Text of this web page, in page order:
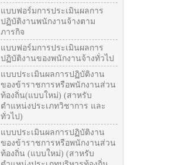
แบบฟอร์มการประเมินผลการ
ปฏิบัติงานพนักงานจ้างตาม
ภารกิจ
แบบฟอร์มการประเมินผลการ
ปฏิบัติงานของพนักงานจ้างทั่วไป
แบบประเมินผลการปฏิบัติงาน
ของข้าราชการหรือพนักงานส่วน
ท้องถิ่น(แบบใหม่) (สาหรับ
ตำแหน่งประเภทวิชาการ และ
ทั่วไป)
แบบประเมินผลการปฏิบัติงาน
ของข้าราชการหรือพนักงานส่วน
ท้องถิ่น (แบบใหม่) (สาหรับ